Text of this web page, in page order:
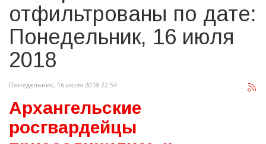
отфильтрованы по дате:
Понедельник, 16 июля
2018
Понедельник, 16 июля 2018 22:54
Архангельские
росгвардейцы